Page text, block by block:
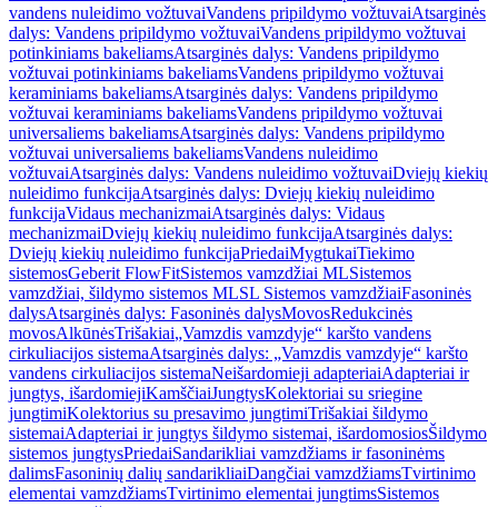
vandens nuleidimo vožtuvaiVandens pripildymo vožtuvaiAtsarginės
dalys: Vandens pripildymo vožtuvaiVandens pripildymo vožtuvai
potinkiniams bakeliamsAtsarginės dalys: Vandens pripildymo
vožtuvai potinkiniams bakeliamsVandens pripildymo vožtuvai
keraminiams bakeliamsAtsarginės dalys: Vandens pripildymo
vožtuvai keraminiams bakeliamsVandens pripildymo vožtuvai
universaliems bakeliamsAtsarginės dalys: Vandens pripildymo
vožtuvai universaliems bakeliamsVandens nuleidimo
vožtuvaiAtsarginės dalys: Vandens nuleidimo vožtuvaiDviejų kiekių
nuleidimo funkcijaAtsarginės dalys: Dviejų kiekių nuleidimo
funkcijaVidaus mechanizmaiAtsarginės dalys: Vidaus
mechanizmaiDviejų kiekių nuleidimo funkcijaAtsarginės dalys:
Dviejų kiekių nuleidimo funkcijaPriedaiMygtukaiTiekimo
sistemosGeberit FlowFitSistemos vamzdžiai MLSistemos
vamzdžiai, šildymo sistemos MLSL Sistemos vamzdžiaiFasoninės
dalysAtsarginės dalys: Fasoninės dalysMovosRedukcinės
movosAlkūnėsTrišakiai„Vamzdis vamzdyje“ karšto vandens
cirkuliacijos sistemaAtsarginės dalys: „Vamzdis vamzdyje“ karšto
vandens cirkuliacijos sistemaNeišardomieji adapteriaiAdapteriai ir
jungtys, išardomiejiKamščiaiJungtysKolektoriai su sriegine
jungtimiKolektorius su presavimo jungtimiTrišakiai šildymo
sistemaiAdapteriai ir jungtys šildymo sistemai, išardomosiosŠildymo
sistemos jungtysPriedaiSandarikliai vamzdžiams ir fasoninėms
dalimsFasoninių dalių sandarikliaiDangčiai vamzdžiamsTvirtinimo
elementai vamzdžiamsTvirtinimo elementai jungtimsSistemos